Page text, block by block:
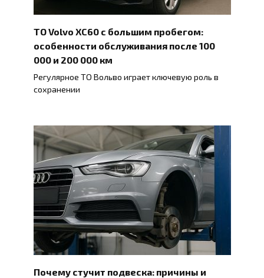
ТО Volvo XC60 с большим пробегом:
особенности обслуживания после 100
000 и 200 000 км
Регулярное ТО Вольво играет ключевую роль в
сохранении
Почему стучит подвеска: причины и